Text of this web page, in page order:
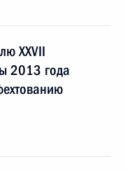
XXVII
2013 года